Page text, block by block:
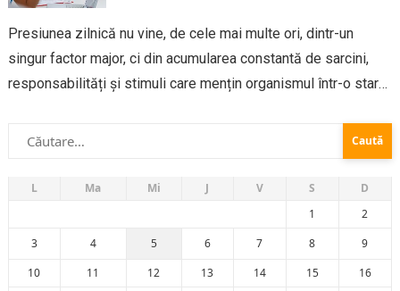
Presiunea zilnică nu vine, de cele mai multe ori, dintr-un
singur factor major, ci din acumularea constantă de sarcini,
responsabilități și stimuli care mențin organismul într-o stare
provocări depinde în...
Caută
după:
L Ma Mi J V S
D
1
2
3
4 5 6 7 8
9
10
11 12 13 14 15
16